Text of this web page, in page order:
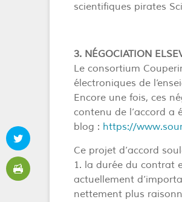
scientifiques pirates
3. NÉGOCIATION
Le consortium
électroniques de
Encore une fois, ces
contenu de l’accord a
blog : https://
Ce projet d’accord
1. la durée du contrat
actuellement
nettement plus